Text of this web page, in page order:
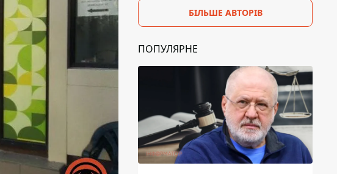
БІЛЬШЕ АВТОРІВ
ПОПУЛЯРНЕ